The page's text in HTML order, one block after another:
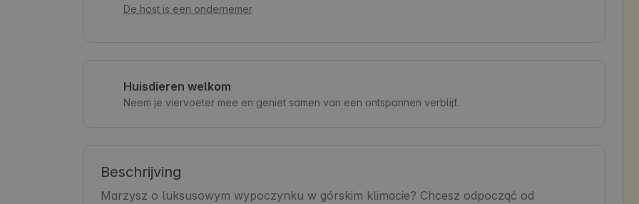
De host is een ondernemer
Huisdieren welkom
Neem je viervoeter mee en geniet samen van een ontspannen verblijf.
Beschrijving
Marzysz o luksusowym wypoczynku w górskim klimacie? Chcesz odpocząć od